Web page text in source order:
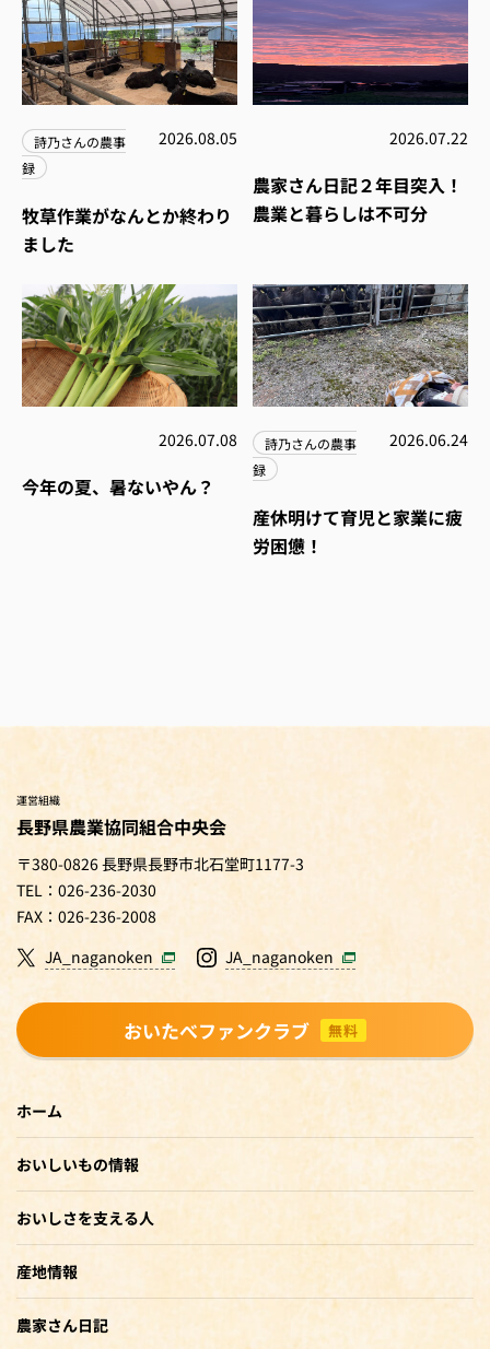
詩乃さんの農事
録
2026.08.05
牧草作業がなんとか終わり
ました
2026.07.22
農家さん日記２年目突入！
農業と暮らしは不可分
2026.07.08
今年の夏、暑ないやん？
詩乃さんの農事
録
2026.06.24
産休明けて育児と家業に疲
労困憊！
運営組織
長野県農業協同組合中央会
〒380-0826 長野県長野市北石堂町1177-3
TEL：026-236-2030
FAX：026-236-2008
JA_naganoken
JA_naganoken
おいたべファンクラブ 無料
ホーム
おいしいもの情報
おいしさを支える人
産地情報
農家さん日記